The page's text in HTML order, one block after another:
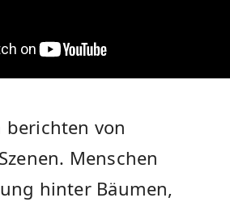
berichten von
Menschen
hinter Bäumen,